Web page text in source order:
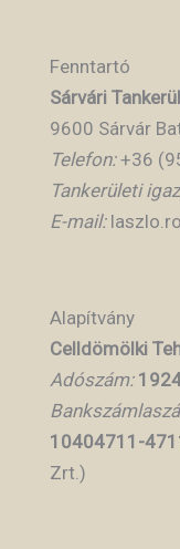
Fenntartó
Sárvári
9600 Sárvár
Telefon:+36
Tankerületi
E-mail:
Alapítvány
Celldömölki
Adószám:
10404711-
Zrt.)